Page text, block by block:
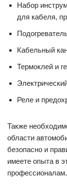
Набор
для кабеля,
Кабельный
Термоклей и
Реле и
Также
области
безопасно и
имеете опыта в
профессионалам.